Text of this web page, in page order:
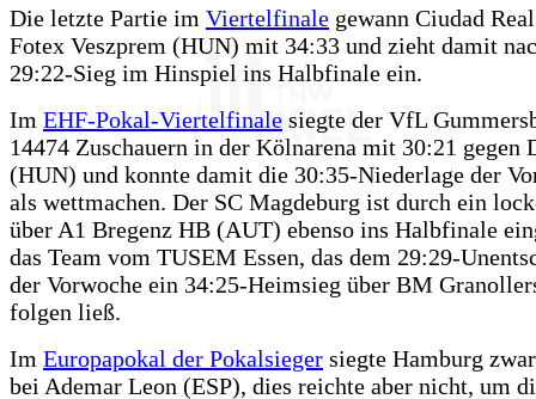
Die letzte Partie im Viertelfinale gewann Ciudad
Fotex Veszprem (HUN) mit 34:33 und zieht damit
29:22-Sieg im Hinspiel ins Halbfinale ein.
Im EHF-Pokal-Viertelfinale siegte der VfL
14474 Zuschauern in der Kölnarena mit 30:21 gegen
(HUN) und konnte damit die 30:35-Niederlage der
als wettmachen. Der SC Magdeburg ist durch ein
über A1 Bregenz HB (AUT) ebenso ins Halbfinale
das Team vom TUSEM Essen, das dem 29:29-
der Vorwoche ein 34:25-Heimsieg über BM
folgen ließ.
Im Europapokal der Pokalsieger siegte Hamburg
bei Ademar Leon (ESP), dies reichte aber nicht, um